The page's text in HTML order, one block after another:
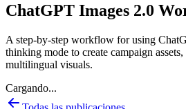
ChatGPT Images 2.0
A step-by-step workflow for using
thinking mode to create campaign
multilingual visuals.
Cargando...